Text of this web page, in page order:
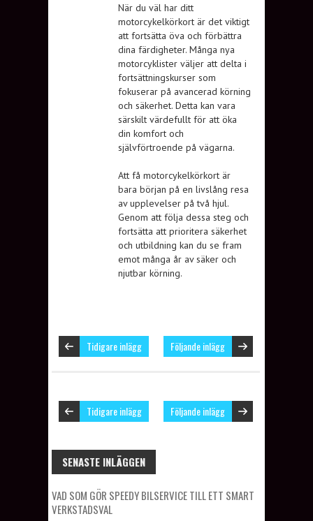
När du väl har ditt
motorcykelkörkort är det viktigt
att fortsätta öva och förbättra
dina färdigheter. Många nya
motorcyklister väljer att delta i
fortsättningskurser som
fokuserar på avancerad körning
och säkerhet. Detta kan vara
särskilt värdefullt för att öka
din komfort och
självförtroende på vägarna.
Att få motorcykelkörkort är
bara början på en livslång resa
av upplevelser på två hjul.
Genom att följa dessa steg och
fortsätta att prioritera säkerhet
och utbildning kan du se fram
emot många år av säker och
njutbar körning.
Tidigare inlägg Följande inlägg
Tidigare inlägg Följande inlägg
SENASTE INLÄGGEN
VAD SOM GÖR SPEEDY BILSERVICE TILL ETT SMART
VERKSTADSVAL